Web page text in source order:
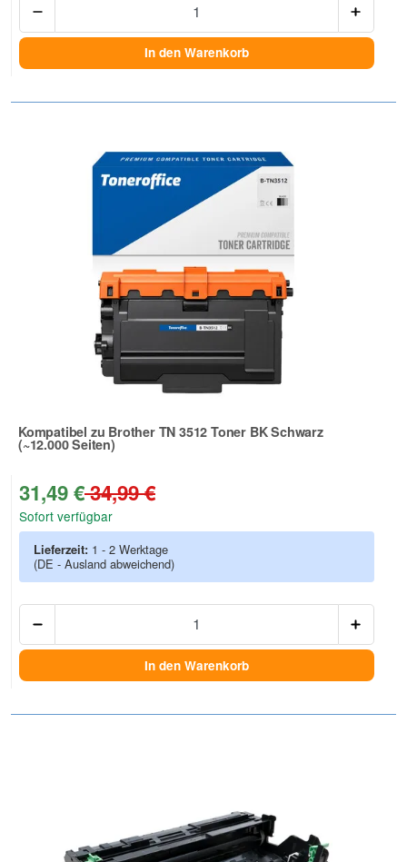
In den Warenkorb
Kompatibel zu Brother TN 3512 Toner BK Schwarz
(~12.000 Seiten)
Zur Artikelbewertung
31,49 €34,99 €
Sofort verfügbar
Lieferzeit: 1 - 2 Werktage
(DE - Ausland abweichend)
In den Warenkorb